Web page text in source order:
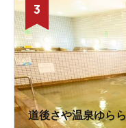
3
道後さや温泉ゆらら